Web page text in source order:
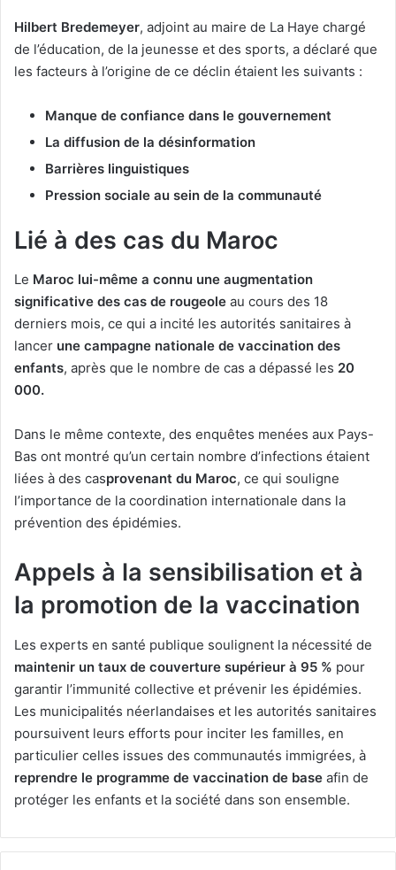
Hilbert Bredemeyer, adjoint au maire de La Haye chargé
de l’éducation, de la jeunesse et des sports, a déclaré que
les facteurs à l’origine de ce déclin étaient les suivants :
Manque de confiance dans le gouvernement
La diffusion de la désinformation
Barrières linguistiques
Pression sociale au sein de la communauté
Lié à des cas du Maroc
Le Maroc lui-même a connu une augmentation
significative des cas de rougeole au cours des 18
derniers mois, ce qui a incité les autorités sanitaires à
lancer une campagne nationale de vaccination des
enfants, après que le nombre de cas a dépassé les 20
000.
Dans le même contexte, des enquêtes menées aux Pays-
Bas ont montré qu’un certain nombre d’infections étaient
liées à des casprovenant du Maroc, ce qui souligne
l’importance de la coordination internationale dans la
prévention des épidémies.
Appels à la sensibilisation et à
la promotion de la vaccination
Les experts en santé publique soulignent la nécessité de
maintenir un taux de couverture supérieur à 95 % pour
garantir l’immunité collective et prévenir les épidémies.
Les municipalités néerlandaises et les autorités sanitaires
poursuivent leurs efforts pour inciter les familles, en
particulier celles issues des communautés immigrées, à
reprendre le programme de vaccination de base afin de
protéger les enfants et la société dans son ensemble.